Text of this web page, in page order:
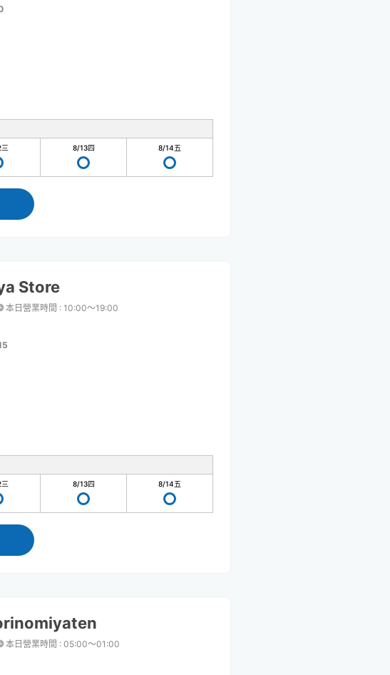
三 8/13四 8/14五
Store
本日營業時間 : 10:00〜19:00
三 8/13四 8/14五
本日營業時間 : 05:00〜01:00